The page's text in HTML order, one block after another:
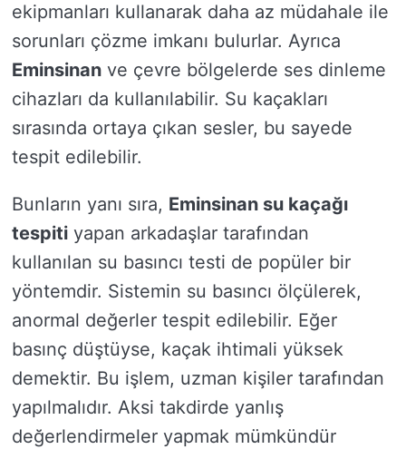
ekipmanları kullanarak daha az müdahale ile
sorunları çözme imkanı bulurlar. Ayrıca
Eminsinan ve çevre bölgelerde ses dinleme
cihazları da kullanılabilir. Su kaçakları
sırasında ortaya çıkan sesler, bu sayede
tespit edilebilir.
Bunların yanı sıra, Eminsinan su kaçağı
tespiti yapan arkadaşlar tarafından
kullanılan su basıncı testi de popüler bir
yöntemdir. Sistemin su basıncı ölçülerek,
anormal değerler tespit edilebilir. Eğer
basınç düştüyse, kaçak ihtimali yüksek
demektir. Bu işlem, uzman kişiler tarafından
yapılmalıdır. Aksi takdirde yanlış
değerlendirmeler yapmak mümkündür